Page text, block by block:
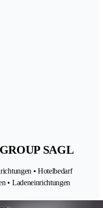
SAGL
• Hotelbedarf
• Ladeneinrichtungen